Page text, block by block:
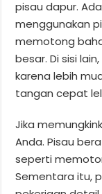
pisau dapur.
menggunakan
memotong
besar. Di sisi
karena lebih
tangan cepat
Jika
Anda. Pisau
seperti
Sementara itu,